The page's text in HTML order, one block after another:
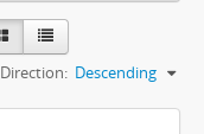
Direction: Descending